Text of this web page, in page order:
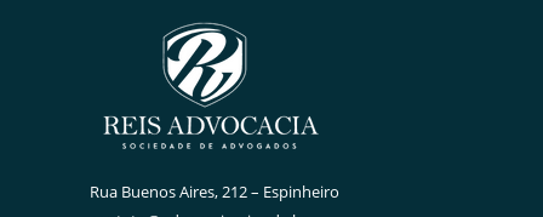
Rua Buenos Aires, 212 – Espinheiro